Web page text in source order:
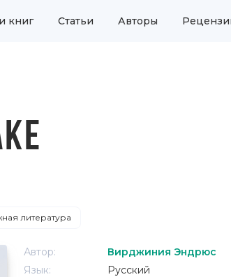
книг Статьи Авторы
литература
Автор:
Вирджиния Эндрюс
Язык:
Русский